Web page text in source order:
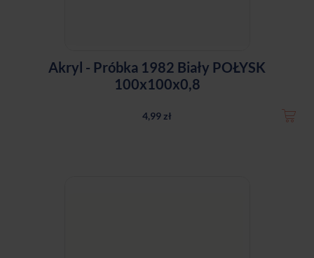
Akryl - Próbka 1982 Biały POŁYSK
100x100x0,8
4,99 zł